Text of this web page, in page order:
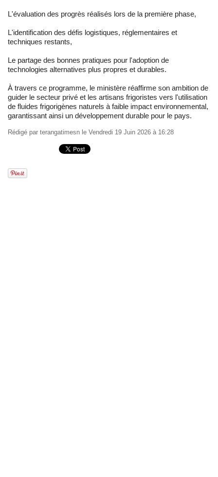
L'évaluation des progrès réalisés lors de la première phase,
L'identification des défis logistiques, réglementaires et
techniques restants,
Le partage des bonnes pratiques pour l'adoption de
technologies alternatives plus propres et durables.
À travers ce programme, le ministère réaffirme son ambition de
guider le secteur privé et les artisans frigoristes vers l'utilisation
de fluides frigorigènes naturels à faible impact environnemental,
garantissant ainsi un développement durable pour le pays.
Rédigé par terangatimesn le Vendredi 19 Juin 2026 à 16:28